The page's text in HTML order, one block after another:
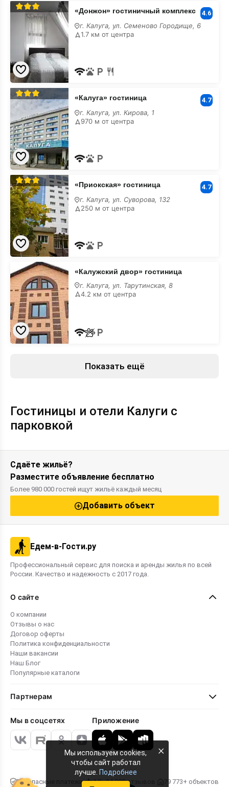
«Донжон»
гостиничный
комплекс
парковкой
«Донжон» гостиничный комплекс 4.6
г. Калуга, ул. Семеново Городище, 6
1.7 км от центра
«Калуга»
гостиница
парковкой
«Калуга» гостиница 4.7
г. Калуга, ул. Кирова, 1
970 м от центра
«Приокская»
гостиница
с
парковкой
«Приокская» гостиница 4.7
г. Калуга, ул. Суворова, 132
250 м от центра
«Калужский
двор»
гостиница
с
парковкой
«Калужский двор» гостиница
г. Калуга, ул. Тарутинская, 8
4.2 км от центра
Показать ещё
Гостиницы и отели Калуги с
парковкой
Сдаёте жильё?
Разместите объявление бесплатно
Более 980 000 гостей ищут жильё каждый месяц
Добавить объект
Едем-в-Гости.ру
Профессиональный сервис для поиска и аренды жилья по всей
России. Качество и надежность с 2017 года.
О сайте
О компании
Отзывы о нас
Договор оферты
Политика конфиденциальности
Наши вакансии
Наш Блог
Популярные каталоги
Партнерам
Мы в соцсетях Приложение
Безопасные платежи 4.8 · 24 000 отзывов 79 773+ объектов
Мы используем cookies,
чтобы сайт работал
лучше. Подробнее
×